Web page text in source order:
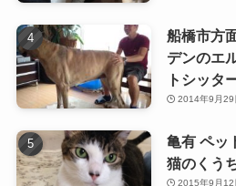
船橋市方
デンのエ
トシッタ
2014年9月29
亀有 ペッ
猫のくう
2015年9月12